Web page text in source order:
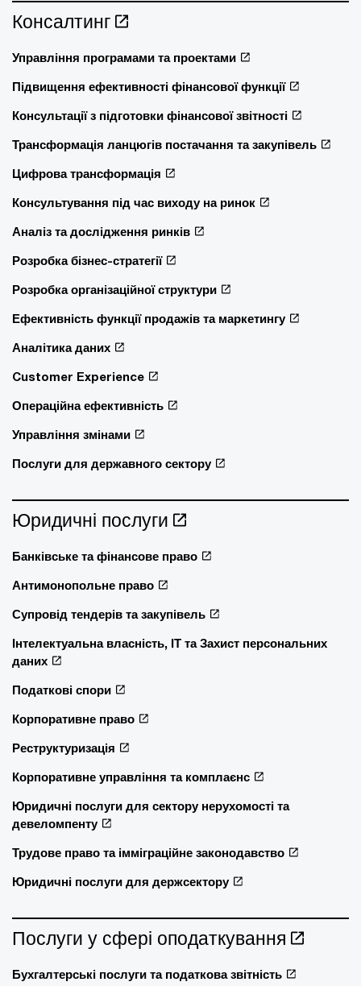
Консалтинг
Управління програмами та проектами
Підвищення ефективності фінансової функції
Консультації з підготовки фінансової звітності
Трансформація ланцюгів постачання та закупівель
Цифрова трансформація
Консультування під час виходу на ринок
Аналіз та дослідження ринків
Розробка бізнес-стратегії
Розробка організаційної структури
Ефективність функції продажів та маркетингу
Аналітика даних
Customer Experience
Операційна ефективність
Управління змінами
Послуги для державного сектору
Юридичні послуги
Банківське та фінансове право
Антимонопольне право
Супровід тендерів та закупівель
Інтелектуальна власність, ІТ та Захист персональних
даних
Податкові спори
Корпоративне право
Реструктуризація
Корпоративне управління та комплаєнс
Юридичні послуги для сектору нерухомості та
девеломпенту
Трудове право та імміграційне законодавство
Юридичні послуги для держсектору
Послуги у сфері оподаткування
Бухгалтерські послуги та податкова звітність